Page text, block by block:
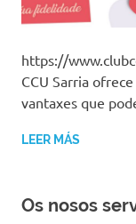
https://
CCU Sarria
vantaxes que
LEER MÁS
Os nosos